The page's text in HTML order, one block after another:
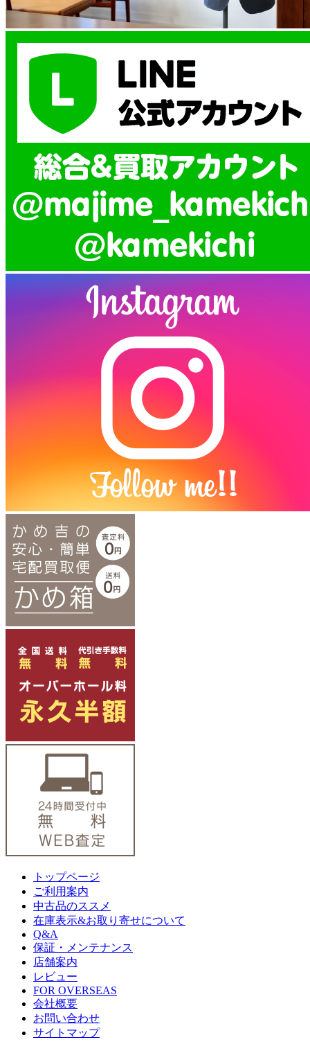
トップページ
ご利用案内
中古品のススメ
在庫表示&お取り寄せについて
Q&A
保証・メンテナンス
店舗案内
レビュー
FOR OVERSEAS
会社概要
お問い合わせ
サイトマップ